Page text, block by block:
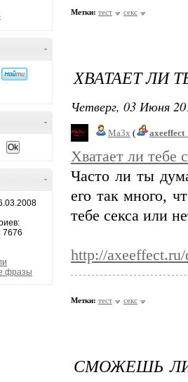
-
-
-
7676
фразы
Метки: тест секс
ХВАТАЕТ ЛИ
Четверг, 03 Июня
Ma3x (
Хватает ли тебе
Часто ли ты
его так много,
тебе секса или
http://
Метки: тест секс
СМОЖЕШЬ